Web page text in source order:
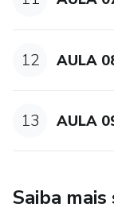
12 AULA
13 AULA
Saiba